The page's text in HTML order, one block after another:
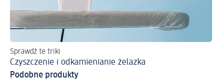
Sprawdź te triki
Czyszczenie i odkamienianie żelazka
Podobne produkty